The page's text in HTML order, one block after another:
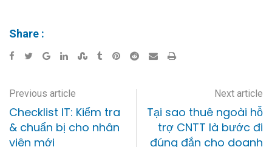
Share :
Previous article
Checklist IT: Kiểm tra
& chuẩn bị cho nhân
viên mới
Next article
Tại sao thuê ngoài hỗ
trợ CNTT là bước đi
đúng đắn cho doanh